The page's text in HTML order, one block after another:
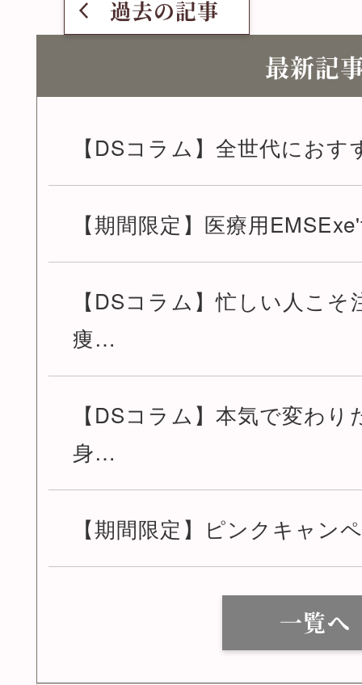
過去の記事
最新記
【DSコラム】全世代にお
【期間限定】医療用
【DSコラム】忙しい人こ
痩…
【DSコラム】本気で変わ
身…
【期間限定】ピンクキャン
一覧へ